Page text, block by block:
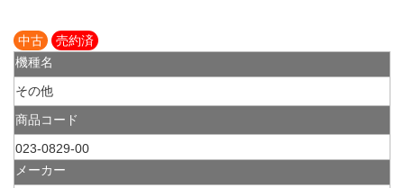
中古
売約済
機種名
その他
商品コード
023-0829-00
メーカー